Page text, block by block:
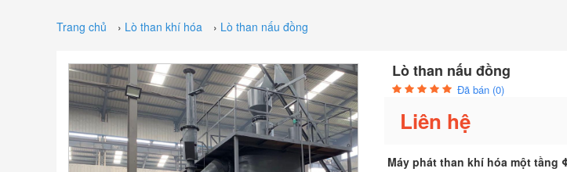
Trang chủ › Lò than khí hóa › Lò than nấu đồng
Lò than nấu đồng
Đã bán (0)
Liên hệ
Máy phát than khí hóa một tầng